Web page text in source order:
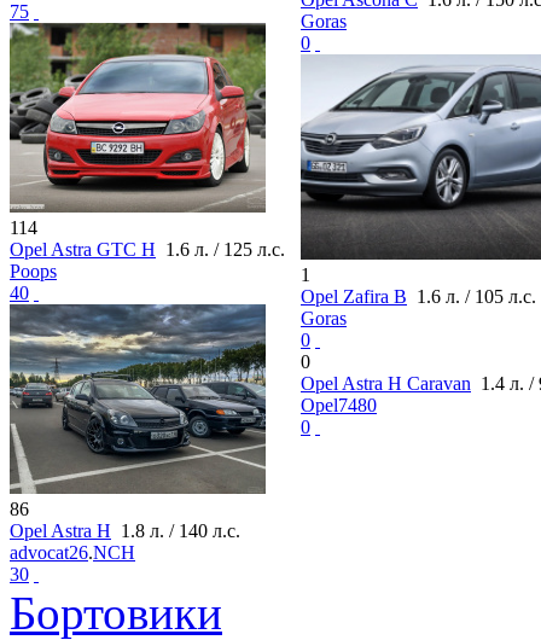
75
114
Opel Astra GTC H 1.6 л. / 125 л.с.
Poops
40
86
Opel Astra H 1.8 л. / 140 л.с.
advocat26.NCH
30
Goras
0
1
Opel Zafira B 1.6 л. / 105 л.с.
Goras
0
0
Opel Astra H Caravan 1.4 л. /
Opel7480
0
Бортовики